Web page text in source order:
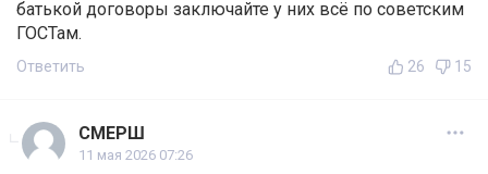
батькой договоры заключайте у них всё по советским
ГОСТам.
Ответить 26 15
СМЕРШ
11 мая 2026 07:26